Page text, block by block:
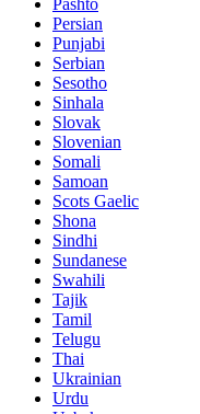
Pashto
Persian
Punjabi
Serbian
Sesotho
Sinhala
Slovak
Slovenian
Somali
Samoan
Scots Gaelic
Shona
Sindhi
Sundanese
Swahili
Tajik
Tamil
Telugu
Thai
Ukrainian
Urdu